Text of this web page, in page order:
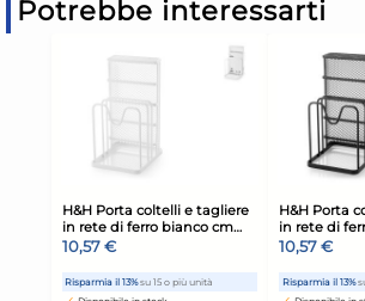
Potrebbe interessarti